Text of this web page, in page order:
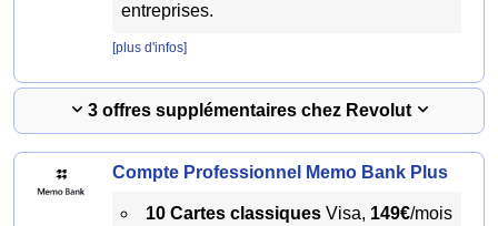
entreprises.
[plus d'infos]
3 offres supplémentaires chez Revolut
Compte Professionnel Memo Bank Plus
10 Cartes classiquesVisa, 149€/mois